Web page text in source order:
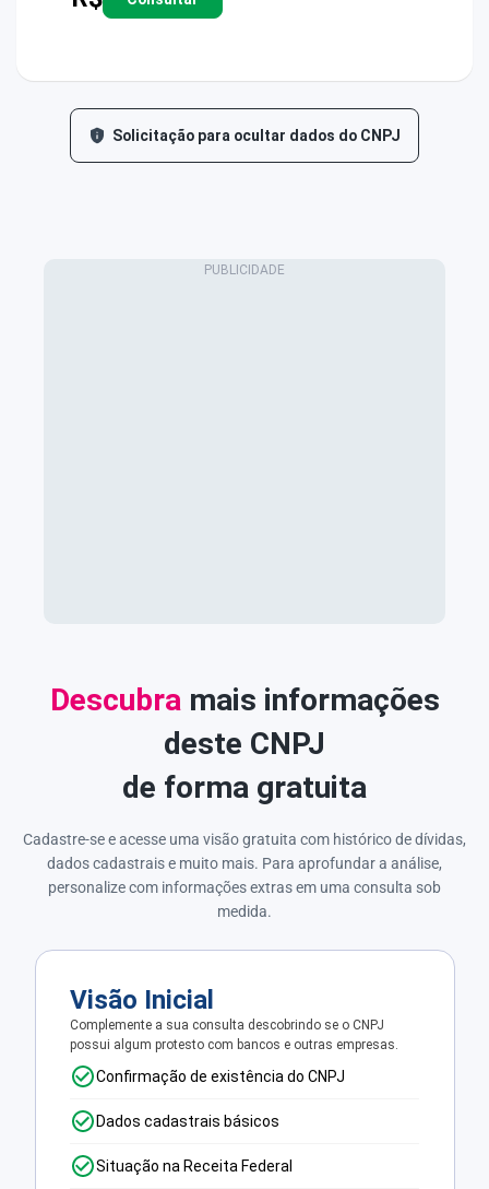
Solicitação para ocultar dados do CNPJ
Descubra mais informações
deste CNPJ
de forma gratuita
Cadastre-se e acesse uma visão gratuita com histórico de dívidas,
dados cadastrais e muito mais. Para aprofundar a análise,
personalize com informações extras em uma consulta sob
medida.
Visão Inicial
Complemente a sua consulta descobrindo se o CNPJ
possui algum protesto com bancos e outras empresas.
Confirmação de existência do CNPJ
Dados cadastrais básicos
Situação na Receita Federal